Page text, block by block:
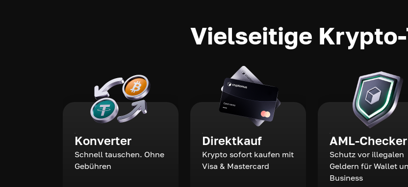
Vielseitige
Konverter
Schnell tauschen. Ohne
Gebühren
Direktkauf
Krypto sofort kaufen mit
Visa & Mastercard
AML-Checker
Schutz vor illegalen
Geldern für Wallet
Business